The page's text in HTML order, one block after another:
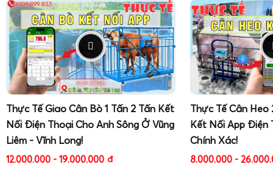
Thực Tế Giao Cân Bò 1 Tấn 2 Tấn Kết
Nối Điện Thoại Cho Anh Sông Ở Vũng
Liêm - Vĩnh Long!
12.000.000 - 19.000.000 đ
Thực Tế Cân
Kết Nối App Điện
Chính Xác!
8.000.000 -